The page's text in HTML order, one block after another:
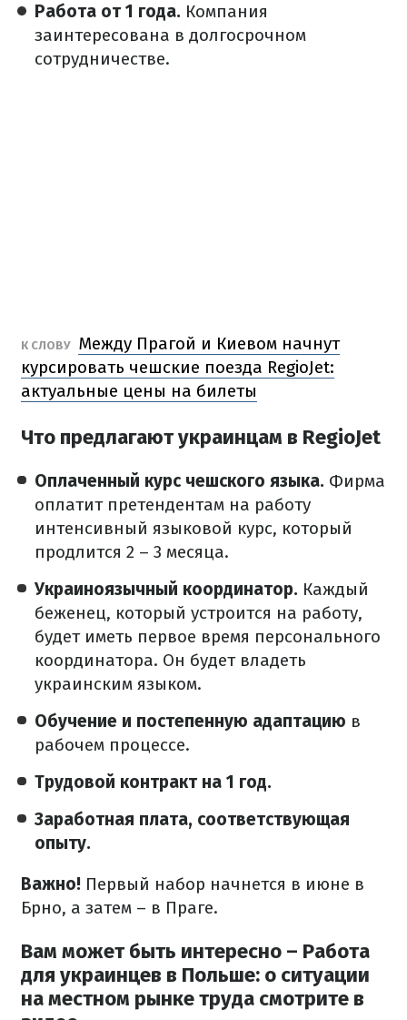
Работа от 1 года. Компания
заинтересована в долгосрочном
сотрудничестве.
К СЛОВУ Между Прагой и Киевом начнут
курсировать чешские поезда RegioJet:
актуальные цены на билеты
Что предлагают украинцам в RegioJet
Оплаченный курс чешского языка. Фирма
оплатит претендентам на работу
интенсивный языковой курс, который
продлится 2 – 3 месяца.
Украиноязычный координатор. Каждый
беженец, который устроится на работу,
будет иметь первое время персонального
координатора. Он будет владеть
украинским языком.
Обучение и постепенную адаптацию в
рабочем процессе.
Трудовой контракт на 1 год.
Заработная плата, соответствующая
опыту.
Важно! Первый набор начнется в июне в
Брно, а затем – в Праге.
Вам может быть интересно – Работа
для украинцев в Польше: о ситуации
на местном рынке труда смотрите в